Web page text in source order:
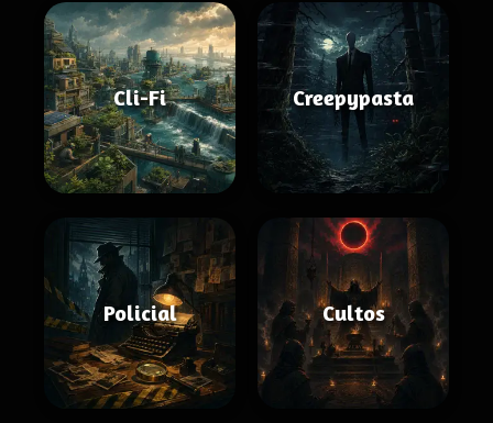
Cli-Fi Creepypasta
Policial Cultos